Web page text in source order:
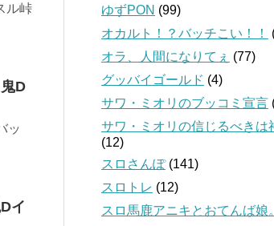
ル峠
D
ッ
イ
ゆずPON (99)
オカルト！？バッチこい！！
オラ、人間になりてぇ (77)
グッバイゴールド (4)
サワ・ミオリのブッコミ宣言
サワ・ミオリの信じるべきは
(12)
スロさんぽ(141)
スロトレ (12)
スロ馬鹿アニキとおてんば娘。